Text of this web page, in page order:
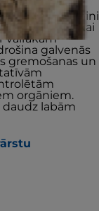
sausā suņu
mazo un mini
6 gadiem) ir tikai
vairākām
galvenās
gremošanas un
orgāniem.
daudz labām